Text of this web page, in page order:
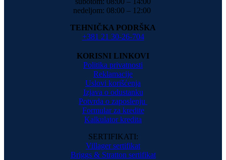
nedeljom: 08:00 – 12:00
TEHNIČKA PODRŠKA
+381 21 30-26-704
KORISNI LINKOVI
Politika privatnosti
Reklamacije
Uslovi korišćenja
Izjava o odustanku
Potvrda o zaposlenju
Formular za kredite
Kalkulator kredita
SERTIFIKATI:
Villager sertifikat
Briggs & Stratton sertifikat